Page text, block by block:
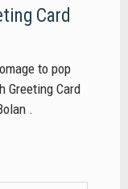
Card
to pop
Greeting Card
.